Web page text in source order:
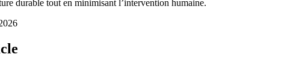
durable tout en minimisant l’intervention humaine.